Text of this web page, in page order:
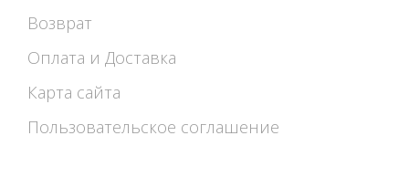
Возврат
Оплата и Доставка
Карта сайта
Пользовательское соглашение